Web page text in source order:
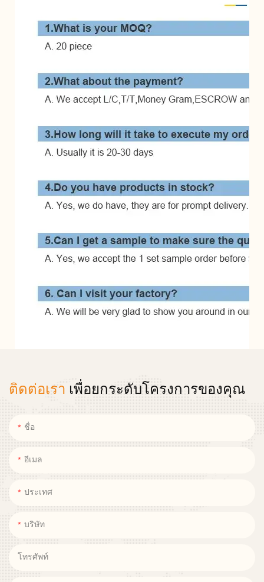
ติดต่อเรา เพื่อยกระดับโครงการของคุณ
ชื่อ
อีเมล
ประเทศ
บริษัท
โทรศัพท์